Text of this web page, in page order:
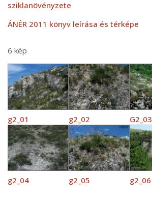
sziklanövényzete
ÁNÉR 2011 könyv leírása és térképe
6 kép
g2_01 g2_02 G2_03
g2_04 g2_05 g2_06